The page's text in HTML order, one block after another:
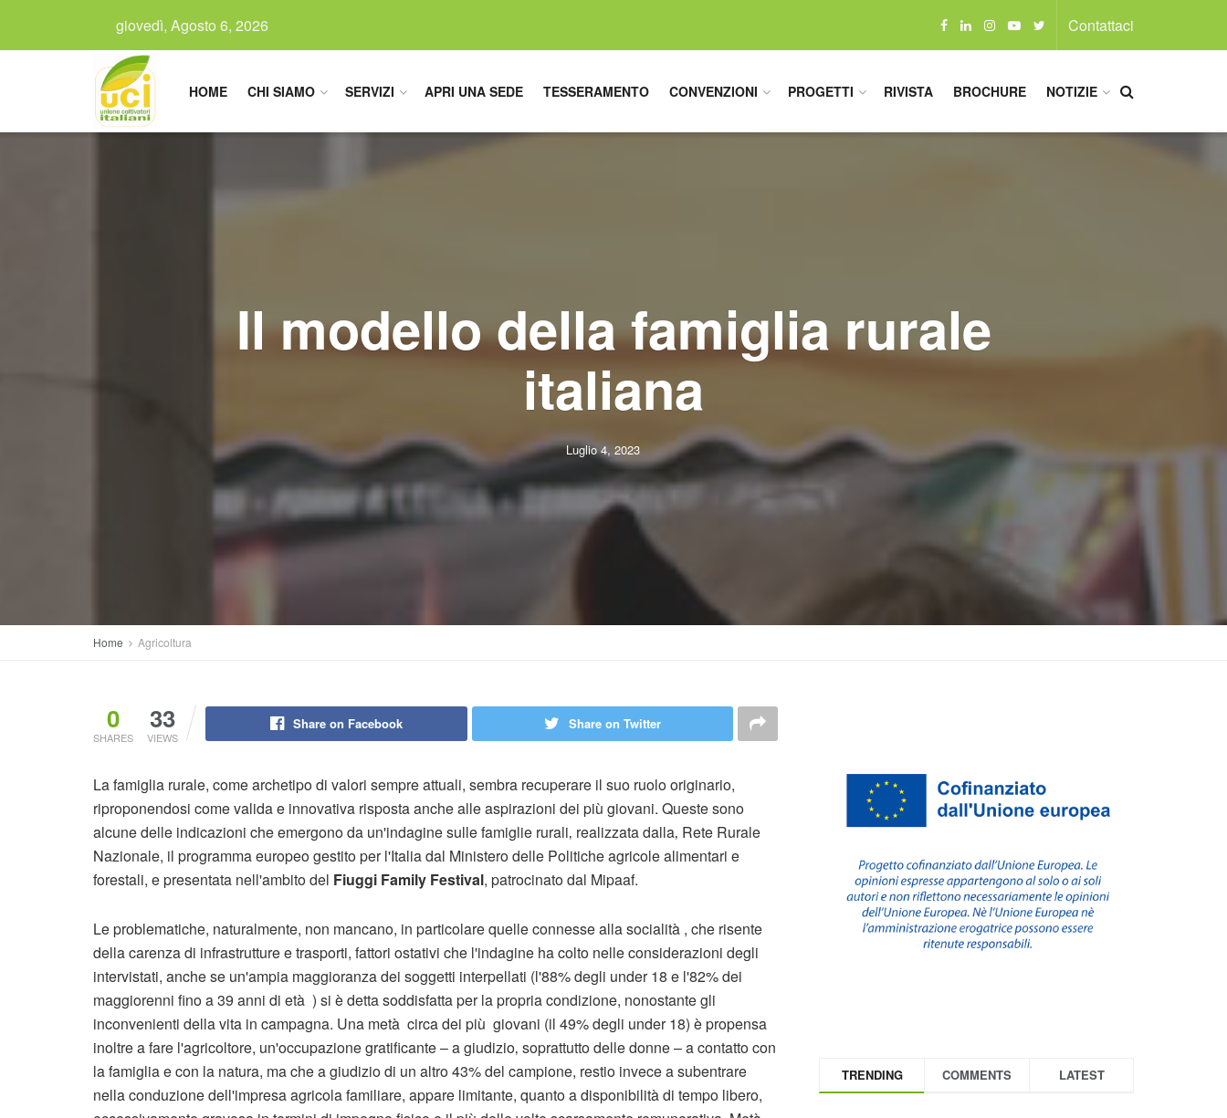
giovedì, Agosto 6, 2026 Contattaci
HOME CHI SIAMO SERVIZI APRI UNA SEDE TESSERAMENTO CONVENZIONI PROGETTI RIVISTA BROCHURE NOTIZIE
Il modello della famiglia rurale
italiana
Luglio 4, 2023
Home Agricoltura
0
SHARES
33
VIEWS
Share on Facebook Share on Twitter
La famiglia rurale, come archetipo di valori sempre attuali, sembra recuperare il suo ruolo originario,
riproponendosi come valida e innovativa risposta anche alle aspirazioni dei più giovani. Queste sono
alcune delle indicazioni che emergono da un'indagine sulle famiglie rurali‚ realizzata dalla‚ Rete Rurale
Nazionale, il programma europeo gestito per l'Italia dal Ministero delle Politiche agricole alimentari e
forestali, e presentata nell'ambito del Fiuggi Family Festival, patrocinato dal Mipaaf.
Le problematiche, naturalmente, non mancano, in particolare quelle connesse alla socialità , che risente
della carenza di infrastrutture e trasporti, fattori ostativi che l'indagine ha colto nelle considerazioni degli
intervistati, anche se un'ampia maggioranza dei soggetti interpellati (l'88% degli under 18 e l'82% dei
maggiorenni fino a 39 anni di età ) si è detta soddisfatta per la propria condizione, nonostante gli
inconvenienti della vita in campagna. Una metà circa dei più giovani (il 49% degli under 18) è propensa
inoltre a fare l'agricoltore, un'occupazione gratificante – a giudizio‚ soprattutto delle donne – a contatto con
la famiglia e con la natura, ma che a giudizio di un altro 43% del campione, restio invece a subentrare
nella conduzione dell'impresa agricola familiare, appare limitante, quanto a disponibilità di tempo libero,
TRENDING COMMENTS LATEST